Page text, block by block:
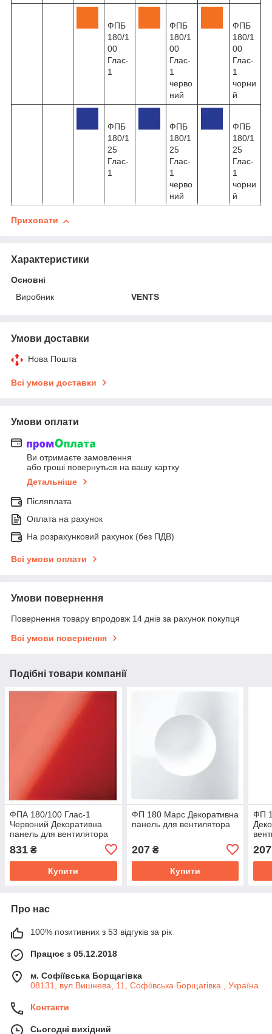
ФПБ
180/1
00
Глас-
1
ФПБ
180/1
00
Глас-
1
черво
ний
ФПБ
180/1
00
Глас-
1
чорни
й
ФПБ
180/1
25
Глас-
1
ФПБ
180/1
25
Глас-
1
черво
ний
ФПБ
180/1
25
Глас-
1
чорни
й
Приховати
Характеристики
Основні
Виробник
VENTS
Умови доставки
Нова Пошта
Всі умови доставки
Умови оплати
Ви отримаєте замовлення
або гроші повернуться на вашу картку
Детальніше
Післяплата
Оплата на рахунок
На розрахунковий рахунок (без ПДВ)
Всі умови оплати
Умови повернення
Повернення товару впродовж 14 днів за рахунок покупця
Всі умови повернення
Подібні товари компанії
ФПА 180/100 Глас-1
Червоний Декоративна
панель для вентилятора
831 ₴
Купити
ФП 180 Марс Декоративна
панель для вентилятора
207₴
Купити
ФП
207
Про нас
100% позитивних з 53 відгуків за рік
Працює з 05.12.2018
м. Софіївська Борщагівка
08131, вул.Вишнева, 11, Софіївська Борщагівка , Україна
Контакти
Сьогодні вихідний